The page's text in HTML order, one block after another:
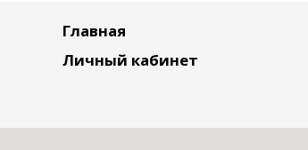
Главная
Личный кабинет